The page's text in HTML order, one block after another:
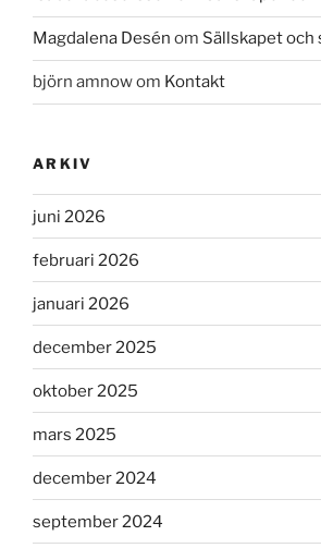
Magdalena Desén om Sällskapet och
björn amnowom Kontakt
ARKIV
juni 2026
februari 2026
januari 2026
december 2025
oktober 2025
mars 2025
december 2024
september 2024